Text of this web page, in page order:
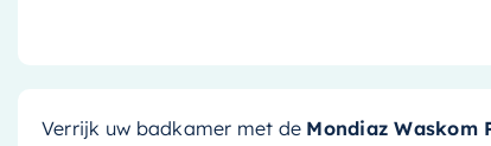
Verrijk uw badkamer met de Mondiaz Waskom